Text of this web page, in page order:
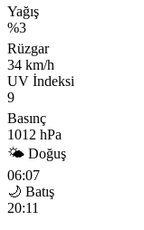
Yağış
%3
Rüzgar
34 km/h
UV İndeksi
9
Basınç
1012 hPa
🌤 Doğuş
06:07
🌙 Batış
20:11